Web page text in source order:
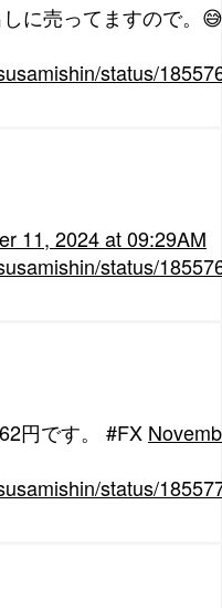
に売ってますので。
status/
11, 2024 at 09:29AM
status/
円です。 #FX
status/